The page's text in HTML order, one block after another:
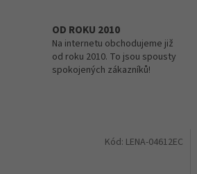
OD ROKU 2010
Na internetu obchodujeme již
od roku 2010. To jsou spousty
spokojených zákazníků!
Kód: LENA-04612EC